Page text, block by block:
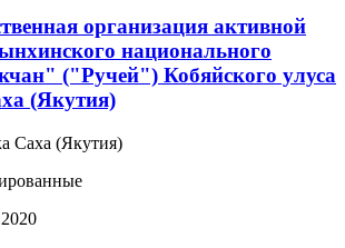
организация активной
национального
("Ручей") Кобяйского улуса
(Якутия)
Саха (Якутия)